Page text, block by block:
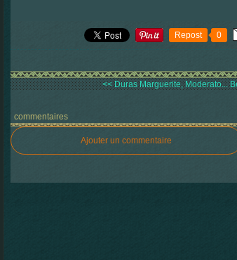
Repost 0
<< Duras Marguerite, Moderato...
commentaires
Ajouter un commentaire